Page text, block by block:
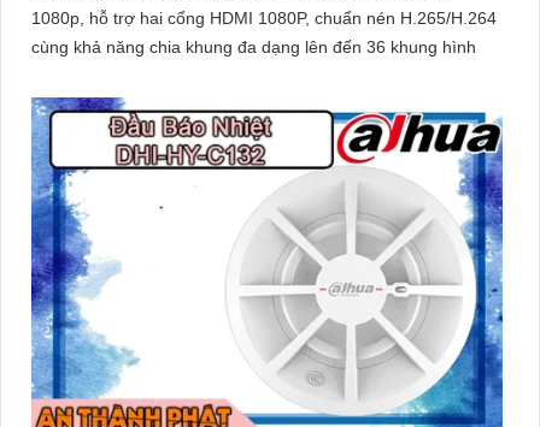
1080p, hỗ trợ hai cổng HDMI 1080P, chuẩn nén H.265/H.264
cùng khả năng chia khung đa dạng lên đến 36 khung hình